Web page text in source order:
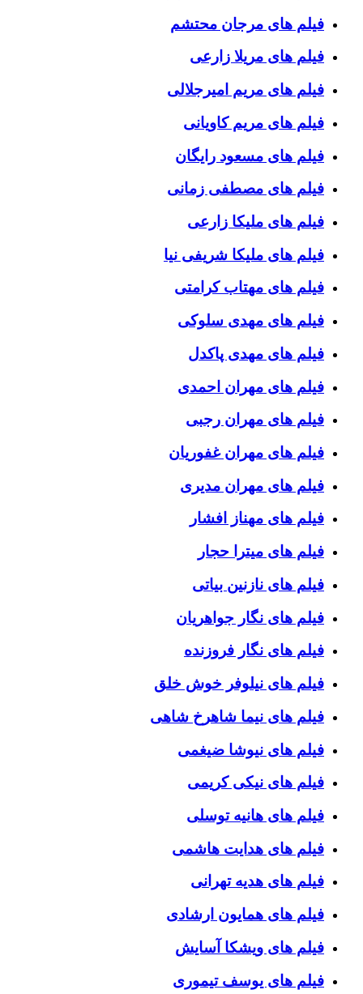
فیلم های مرجان محتشم
فیلم های مریلا زارعی
فیلم های مریم امیرجلالی
فیلم های مریم کاویانی
فیلم های مسعود رایگان
فیلم های مصطفی زمانی
فیلم های ملیکا زارعی
فیلم های ملیکا شریفی نیا
فیلم های مهتاب کرامتی
فیلم های مهدی سلوکی
فیلم های مهدی پاکدل
فیلم های مهران احمدی
فیلم های مهران رجبی
فیلم های مهران غفوریان
فیلم های مهران مدیری
فیلم های مهناز افشار
فیلم های میترا حجار
فیلم های نازنین بیاتی
فیلم های نگار جواهریان
فیلم های نگار فروزنده
فیلم های نیلوفر خوش خلق
فیلم های نیما شاهرخ شاهی
فیلم های نیوشا ضیغمی
فیلم های نیکی کریمی
فیلم های هانیه توسلی
فیلم های هدایت هاشمی
فیلم های هدیه تهرانی
فیلم های همایون ارشادی
فیلم های ویشکا آسایش
فیلم های یوسف تیموری